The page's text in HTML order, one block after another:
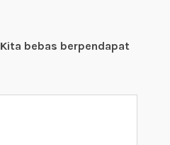
bebas berpendapat